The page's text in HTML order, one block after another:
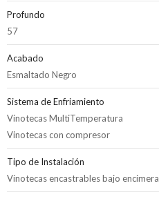
Profundo
57
Acabado
Esmaltado Negro
Sistema de Enfriamiento
Vinotecas MultiTemperatura
Vinotecas con compresor
Tipo de Instalación
Vinotecas encastrables bajo encimera